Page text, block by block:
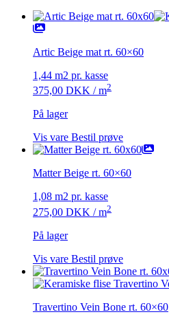
Artic Beige mat rt. 60×60
1,44 m2 pr. kasse
375,00 DKK / m2
På lager
Vis vare Bestil prøve
Matter Beige rt. 60×60
1,08 m2 pr. kasse
275,00 DKK / m2
På lager
Vis vare Bestil prøve
Travertino Vein Bone rt. 60×60